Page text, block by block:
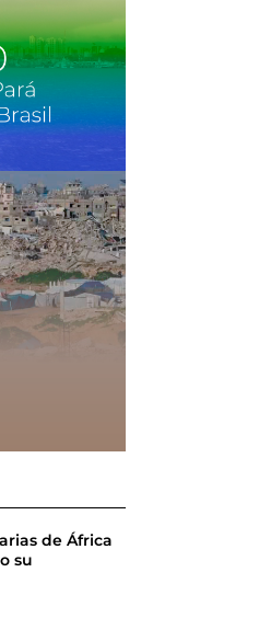
de África
su